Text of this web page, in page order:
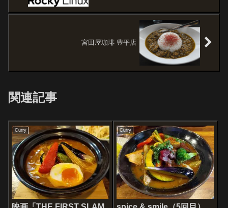
宮田屋珈琲 豊平店
関連記事
Curry Curry